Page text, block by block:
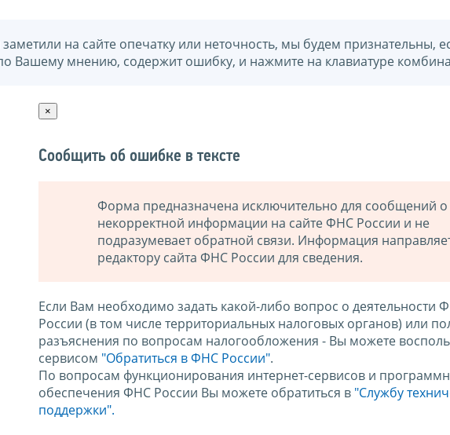
на сайте опечатку или неточность, мы будем признательны,
Вашему мнению, содержит ошибку, и нажмите на клавиатуре
×
Сообщить об ошибке в тексте
Форма предназначена исключительно для сообщений о
некорректной информации на сайте ФНС России и не
подразумевает обратной связи. Информация
редактору сайта ФНС России для сведения.
Если Вам необходимо задать какой-либо вопрос о деятельности
России (в том числе территориальных налоговых органов) или
разъяснения по вопросам налогообложения - Вы можете
сервисом "Обратиться в ФНС России".
По вопросам функционирования интернет-сервисов и
обеспечения ФНС России Вы можете обратиться в "Службу
поддержки".